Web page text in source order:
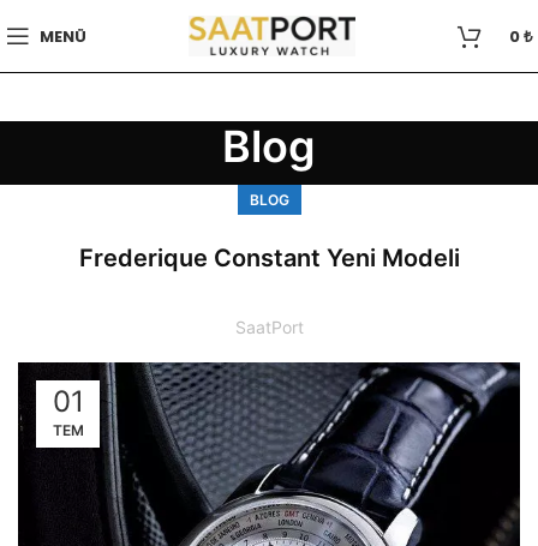
MENÜ 0₺
Blog
BLOG
Frederique Constant Yeni Modeli
SaatPort
01
TEM